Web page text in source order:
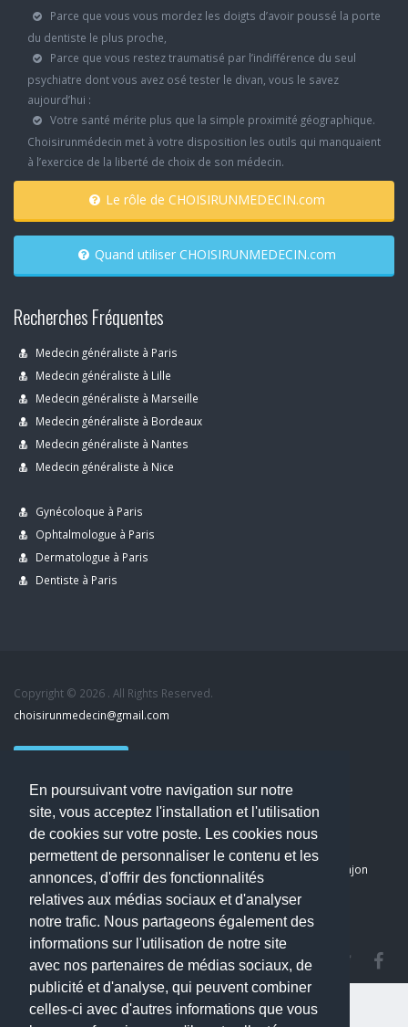
En poursuivant votre navigation sur notre
site, vous acceptez l'installation et l'utilisation
de cookies sur votre poste. Les cookies nous
permettent de personnaliser le contenu et les
annonces, d'offrir des fonctionnalités
relatives aux médias sociaux et d'analyser
notre trafic. Nous partageons également des
informations sur l'utilisation de notre site
avec nos partenaires de médias sociaux, de
publicité et d'analyse, qui peuvent combiner
celles-ci avec d'autres informations que vous
Parce que vous vous mordez les doigts d’avoir poussé la porte
du dentiste le plus proche,
Parce que vous restez traumatisé par l’indifférence du seul
psychiatre dont vous avez osé tester le divan, vous le savez
aujourd’hui :
Votre santé mérite plus que la simple proximité géographique.
Choisirunmédecin met à votre disposition les outils qui manquaient
à l’exercice de la liberté de choix de son médecin.
Le rôle de CHOISIRUNMEDECIN.com
Quand utiliser CHOISIRUNMEDECIN.com
Recherches Fréquentes
Medecin généraliste à Paris
Medecin généraliste à Lille
Medecin généraliste à Marseille
Medecin généraliste à Bordeaux
Medecin généraliste à Nantes
Medecin généraliste à Nice
Gynécoloque à Paris
Ophtalmologue à Paris
Dermatologue à Paris
Dentiste à Paris
Copyright © 2026 . All Rights Reserved.
choisirunmedecin@gmail.com
Accueil
Blog
Dernier avis : PASCAL DELCAMPE, Chirurgien maxillo-faciale à Arpajon
Mentions légales
Politique de confidentialité